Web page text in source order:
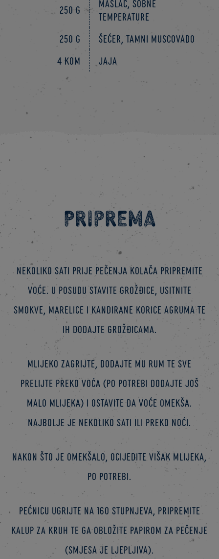
250 g
maslac, sobne
temperature
250 g
šećer, tamni muscovado
4 kom
jaja
Priprema
Nekoliko sati prije pečenja kolača pripremite
voće. U posudu stavite grožđice, usitnite
smokve, marelice i kandirane korice agruma te
ih dodajte grožđicama.
Mlijeko zagrijte, dodajte mu rum te sve
prelijte preko voća (po potrebi dodajte još
malo mlijeka) i ostavite da voće omekša.
Najbolje je nekoliko sati ili preko noći.
Nakon što je omekšalo, ocijedite višak mlijeka,
po potrebi.
Pećnicu ugrijte na 160 stupnjeva, pripremite
kalup za kruh te ga obložite papirom za pečenje
(smjesa je ljepljiva).